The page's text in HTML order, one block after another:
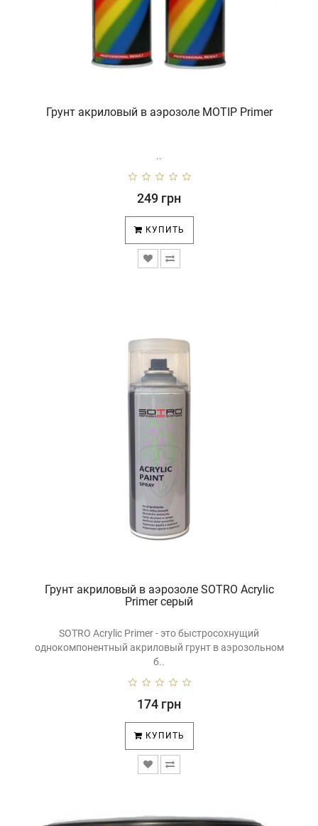
Грунт акриловый в аэрозоле MOTIP Primer
..
249 грн
КУПИТЬ
Грунт акриловый в аэрозоле SOTRO Acrylic
Primer серый
SOTRO Acrylic Primer - это быстросохнущий
однокомпонентный акриловый грунт в аэрозольном
б..
174 грн
КУПИТЬ